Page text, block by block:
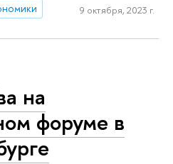
9 октября, 2023 г.
на
форуме в